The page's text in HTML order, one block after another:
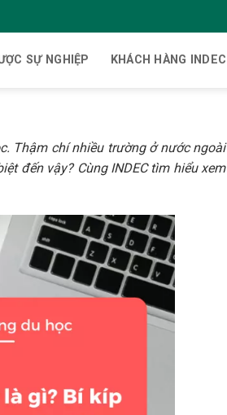
SỰ NGHIỆP KHÁCH HÀNG INDEC
Thậm chí nhiều trường ở nước ngoài
đến vậy? Cùng INDEC tìm hiểu xem